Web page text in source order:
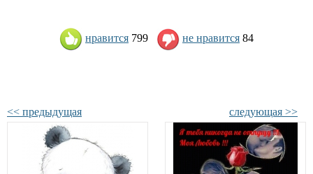
нравится 799 не нравится 84
<< предыдущая следующая >>